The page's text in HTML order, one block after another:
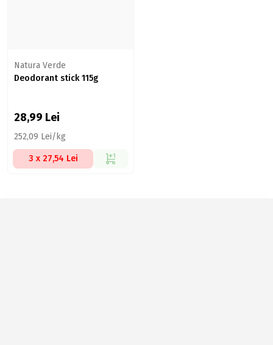
Natura Verde
Deodorant stick 115g
28,99 Lei
252,09 Lei/kg
3 x 27,54 Lei